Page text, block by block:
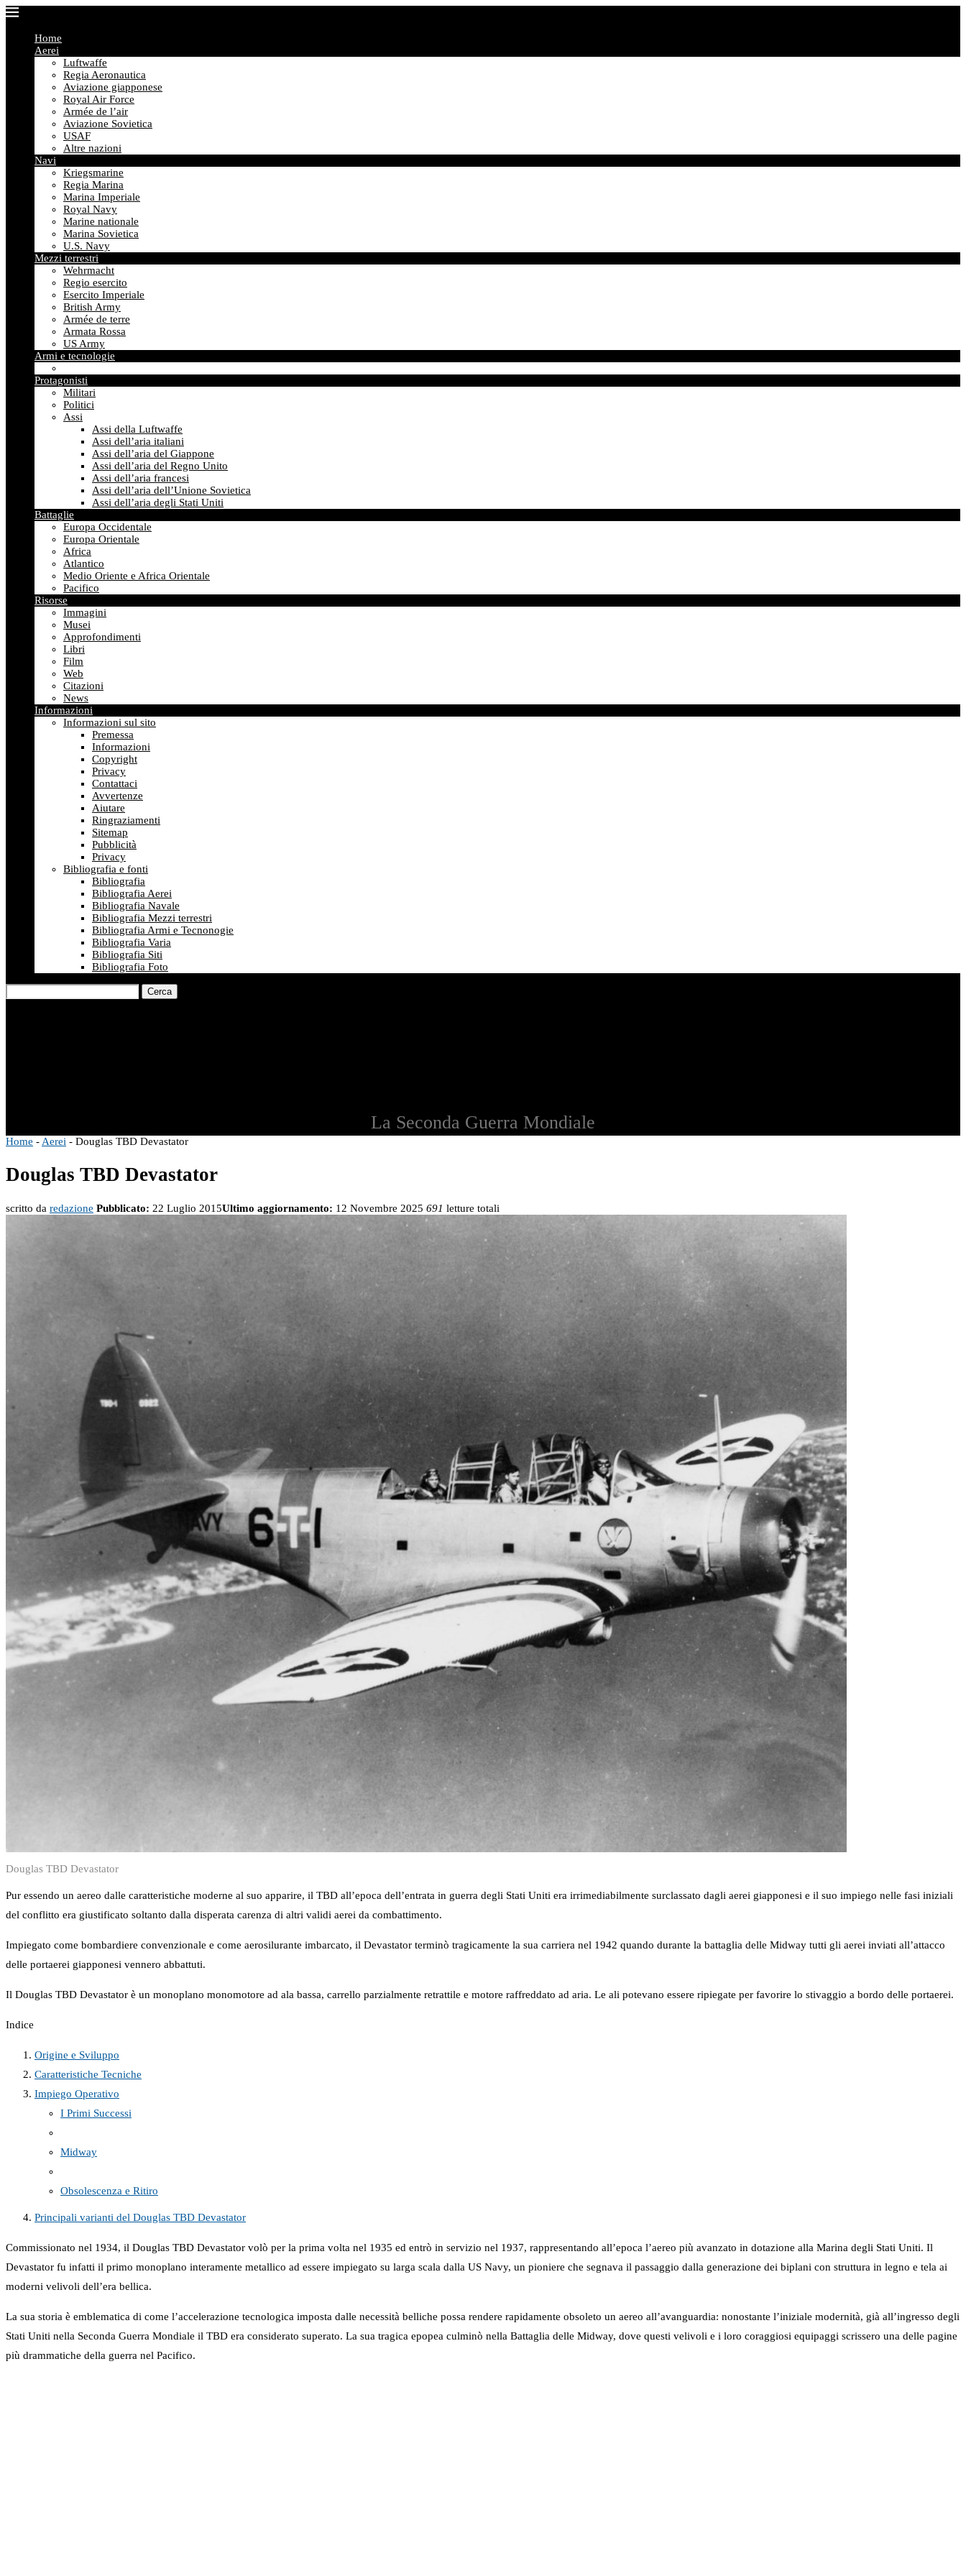
Home
Aerei
Luftwaffe
Regia Aeronautica
Aviazione giapponese
Royal Air Force
Armée de l’air
Aviazione Sovietica
USAF
Altre nazioni
Navi
Kriegsmarine
Regia Marina
Marina Imperiale
Royal Navy
Marine nationale
Marina Sovietica
U.S. Navy
Mezzi terrestri
Wehrmacht
Regio esercito
Esercito Imperiale
British Army
Armée de terre
Armata Rossa
US Army
Armi e tecnologie
Protagonisti
Militari
Politici
Assi
Assi della Luftwaffe
Assi dell’aria italiani
Assi dell’aria del Giappone
Assi dell’aria del Regno Unito
Assi dell’aria francesi
Assi dell’aria dell’Unione Sovietica
Assi dell’aria degli Stati Uniti
Battaglie
Europa Occidentale
Europa Orientale
Africa
Atlantico
Medio Oriente e Africa Orientale
Pacifico
Risorse
Immagini
Musei
Approfondimenti
Libri
Film
Web
Citazioni
News
Informazioni
Informazioni sul sito
Premessa
Informazioni
Copyright
Privacy
Contattaci
Avvertenze
Aiutare
Ringraziamenti
Sitemap
Pubblicità
Privacy
Bibliografia e fonti
Bibliografia
Bibliografia Aerei
Bibliografia Navale
Bibliografia Mezzi terrestri
Bibliografia Armi e Tecnonogie
Bibliografia Varia
Bibliografia Siti
Bibliografia Foto
Cerca
La Seconda Guerra Mondiale
Home - Aerei - Douglas TBD Devastator
Douglas TBD Devastator
scritto da redazione Pubblicato: 22 Luglio 2015Ultimo aggiornamento: 12 Novembre 2025 691 letture totali
Douglas TBD Devastator
Pur essendo un aereo dalle caratteristiche moderne al suo apparire, il TBD all’epoca dell’entrata in guerra degli Stati Uniti era irrimediabilmente surclassato dagli aerei giapponesi e il suo impiego nelle fasi iniziali
del conflitto era giustificato soltanto dalla disperata carenza di altri validi aerei da combattimento.
Impiegato come bombardiere convenzionale e come aerosilurante imbarcato, il Devastator terminò tragicamente la sua carriera nel 1942 quando durante la battaglia delle Midway tutti gli aerei inviati all’attacco
delle portaerei giapponesi vennero abbattuti.
Il Douglas TBD Devastator è un monoplano monomotore ad ala bassa, carrello parzialmente retrattile e motore raffreddato ad aria. Le ali potevano essere ripiegate per favorire lo stivaggio a bordo delle portaerei.
Indice
Origine e Sviluppo
Caratteristiche Tecniche
Impiego Operativo
I Primi Successi
Midway
Obsolescenza e Ritiro
Principali varianti del Douglas TBD Devastator
Commissionato nel 1934, il Douglas TBD Devastator volò per la prima volta nel 1935 ed entrò in servizio nel 1937, rappresentando all’epoca l’aereo più avanzato in dotazione alla Marina degli Stati Uniti. Il
Devastator fu infatti il primo monoplano interamente metallico ad essere impiegato su larga scala dalla US Navy, un pioniere che segnava il passaggio dalla generazione dei biplani con struttura in legno e tela ai
moderni velivoli dell’era bellica.
La sua storia è emblematica di come l’accelerazione tecnologica imposta dalle necessità belliche possa rendere rapidamente obsoleto un aereo all’avanguardia: nonostante l’iniziale modernità, già all’ingresso degli
Stati Uniti nella Seconda Guerra Mondiale il TBD era considerato superato. La sua tragica epopea culminò nella Battaglia delle Midway, dove questi velivoli e i loro coraggiosi equipaggi scrissero una delle pagine
più drammatiche della guerra nel Pacifico.